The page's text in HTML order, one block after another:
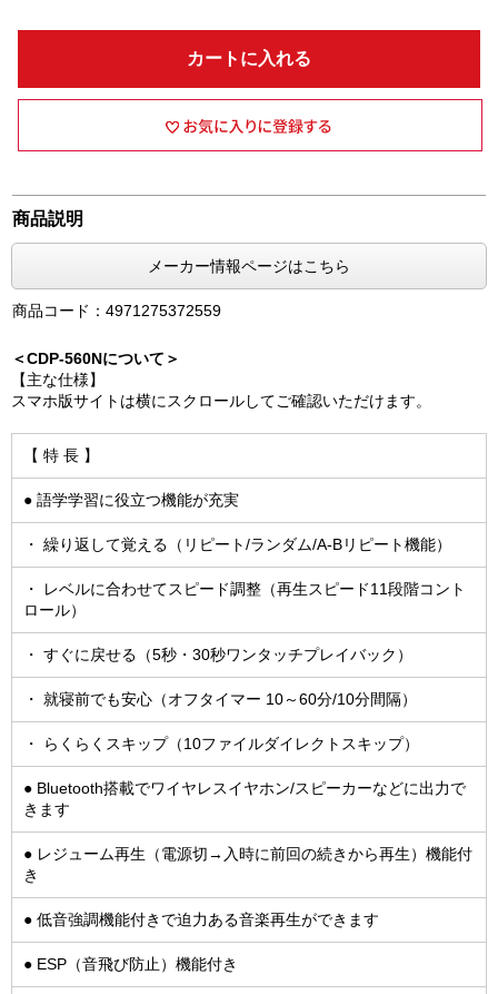
カートに入れる
商品説明
メーカー情報ページはこちら
商品コード：4971275372559
＜CDP-560Nについて＞
【主な仕様】
スマホ版サイトは横にスクロールしてご確認いただけます。
【 特 長 】
● 語学学習に役立つ機能が充実
・ 繰り返して覚える（リピート/ランダム/A-Bリピート機能）
・ レベルに合わせてスピード調整（再生スピード11段階コント
ロール）
・ すぐに戻せる（5秒・30秒ワンタッチプレイバック）
・ 就寝前でも安心（オフタイマー 10～60分/10分間隔）
・ らくらくスキップ（10ファイルダイレクトスキップ）
● Bluetooth搭載でワイヤレスイヤホン/スピーカーなどに出力で
きます
● レジューム再生（電源切→入時に前回の続きから再生）機能付
き
● 低音強調機能付きで迫力ある音楽再生ができます
● ESP（音飛び防止）機能付き